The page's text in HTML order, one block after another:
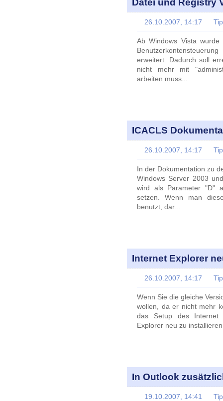
26.10.2007, 14:17
Ab Windows Vista
erweitert. Dadurch soll
nicht mehr mit
arbeiten muss...
ICACLS
26.10.2007, 14:17
In der Dokumentation zu
Windows Server 2003
wird als Parameter "D"
setzen. Wenn man
benutzt, dar...
Internet Explorer
26.10.2007, 14:17
Wenn Sie die gleiche
wollen, da er nicht mehr
das Setup des Internet
Explorer neu zu
In Outlook
19.10.2007, 14:41